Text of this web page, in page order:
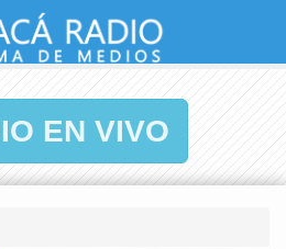
EN VIVO